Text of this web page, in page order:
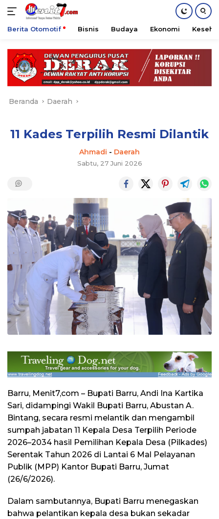
konten
Berita Otomotif Bisnis Budaya Ekonomi
Beranda Daerah
11 Kades Terpilih Resmi Dilantik
Ahmadi - Daerah
Sabtu, 27 Juni 2026
Barru, Menit7,com – Bupati Barru, Andi Ina Kartika
Sari, didampingi Wakil Bupati Barru, Abustan A.
Bintang, secara resmi melantik dan mengambil
sumpah jabatan 11 Kepala Desa Terpilih Periode
2026–2034 hasil Pemilihan Kepala Desa (Pilkades)
Serentak Tahun 2026 di Lantai 6 Mal Pelayanan
Publik (MPP) Kantor Bupati Barru, Jumat
(26/6/2026).
Dalam sambutannya, Bupati Barru menegaskan
bahwa pelantikan kepala desa bukan sekadar